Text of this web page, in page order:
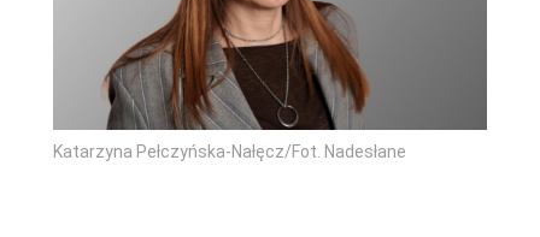
Katarzyna Pełczyńska-Nałęcz/Fot. Nadesłane